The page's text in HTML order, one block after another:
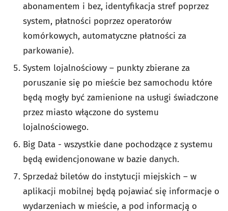
abonamentem i bez, identyfikacja stref poprzez
system, płatności poprzez operatorów
komórkowych, automatyczne płatności za
parkowanie).
System lojalnościowy – punkty zbierane za
poruszanie się po mieście bez samochodu które
będą mogły być zamienione na usługi świadczone
przez miasto włączone do systemu
lojalnościowego.
Big Data - wszystkie dane pochodzące z systemu
będą ewidencjonowane w bazie danych.
Sprzedaż biletów do instytucji miejskich – w
aplikacji mobilnej będą pojawiać się informacje o
wydarzeniach w mieście, a pod informacją o